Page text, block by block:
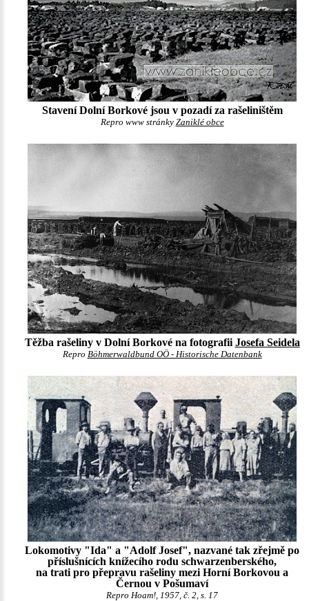
Stavení Dolní Borkové jsou v pozadí za rašeliništěm
Repro www stránky Zaniklé obce
Těžba rašeliny v Dolní Borkové na fotografii Josefa Seidela
Repro Böhmerwaldbund OÖ - Historische Datenbank
Lokomotivy "Ida" a "Adolf Josef", nazvané tak zřejmě po
příslušnících knížecího rodu schwarzenberského,
na trati pro přepravu rašeliny mezi Horní Borkovou a
Černou v Pošumaví
Repro Hoam!, 1957, č. 2, s. 17